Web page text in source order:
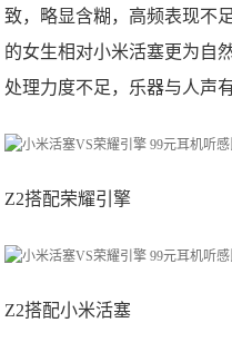
致，略显含糊，高频表现不
的女生相对小米活塞更为自
处理力度不足，乐器与人声
Z2搭配荣耀引擎
Z2搭配小米活塞